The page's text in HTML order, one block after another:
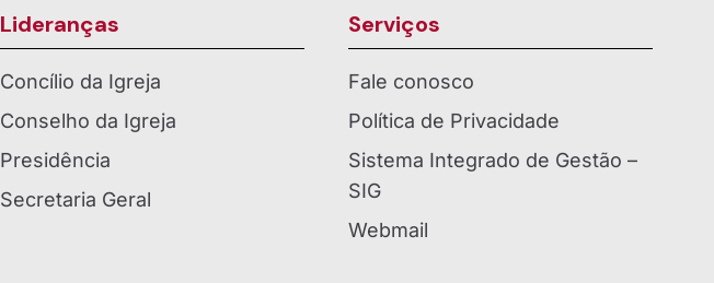
Lideranças
Concílio da Igreja
Conselho da Igreja
Presidência
Secretaria Geral
Serviços
Fale conosco
Política de Privacidade
Sistema Integrado de Gestão –
SIG
Webmail